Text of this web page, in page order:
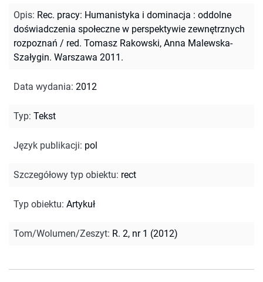
Opis: Rec. pracy: Humanistyka i dominacja : oddolne
doświadczenia społeczne w perspektywie zewnętrznych
rozpoznań / red. Tomasz Rakowski, Anna Malewska-
Szałygin. Warszawa 2011.
Data wydania: 2012
Typ: Tekst
Język publikacji: pol
Szczegółowy typ obiektu: rect
Typ obiektu: Artykuł
Tom/Wolumen/Zeszyt: R. 2, nr 1 (2012)